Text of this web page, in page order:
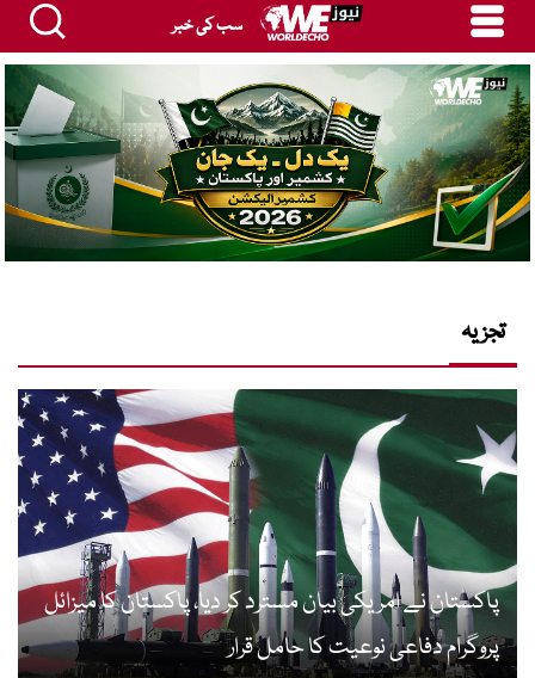
سب کی خبر
تجزیہ
پاکستان نے امریکی بیان مسترد کر دیا، پاکستان کا میزائل
پروگرام دفاعی نوعیت کا حامل قرار